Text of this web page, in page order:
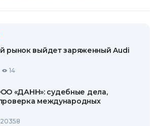
рынок выйдет заряженный Audi
14
«ДАНН»: судебные дела,
международных
20358